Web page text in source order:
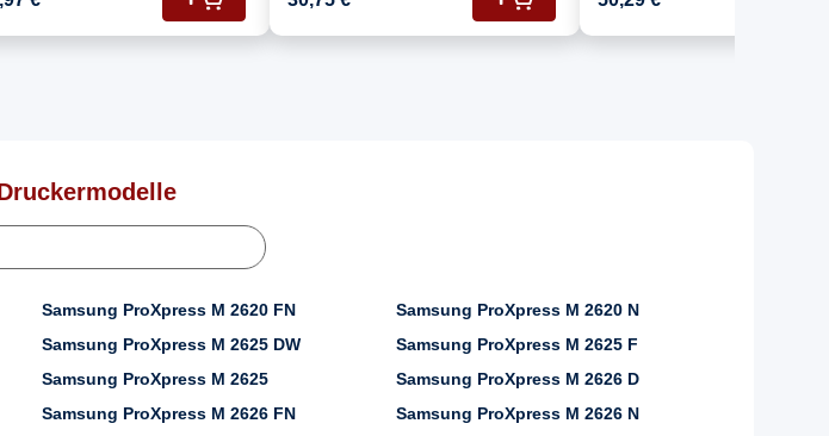
MLT-D116L)
MLT-D116L)
MLT-D116L)
Samsung ProXpress M 2620 FN
Samsung ProXpress M 2620 N
Samsung ProXpress M 2625 DW
Samsung ProXpress M 2625 F
Samsung ProXpress M 2625
Samsung ProXpress M 2626 D
Samsung ProXpress M 2626 FN
Samsung ProXpress M 2626 N